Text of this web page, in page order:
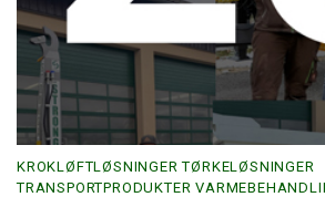
KROKLØFTLØSNINGER TØRKELØSNINGER
TRANSPORTPRODUKTER